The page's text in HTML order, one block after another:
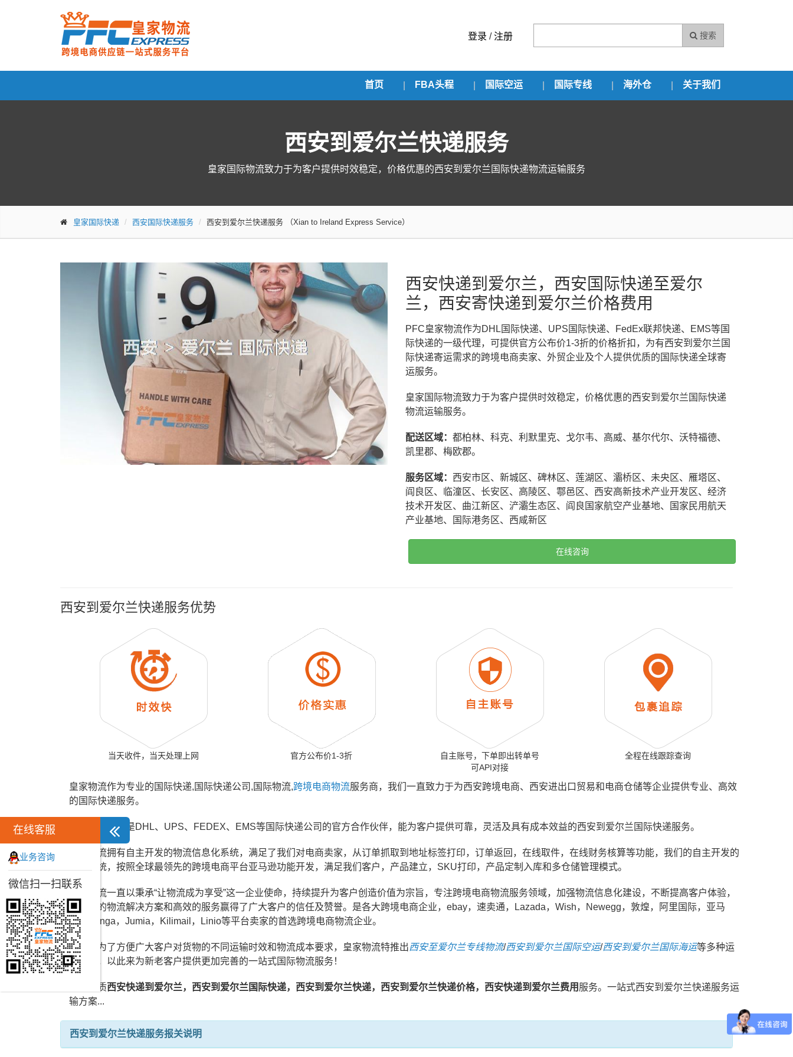
搜索
登录 /注册
首页 FBA头程 国际空运 国际专线 海外仓 关于我们
西安到爱尔兰快递服务
皇家国际物流致力于为客户提供时效稳定，价格优惠的西安到爱尔兰国际快递物流运输服务
皇家国际快递 西安国际快递服务 西安到爱尔兰快递服务 （Xian to Ireland Express Service）
西安快递到爱尔兰，西安国际快递至爱尔
兰，西安寄快递到爱尔兰价格费用
PFC皇家物流作为DHL国际快递、UPS国际快递、FedEx联邦快递、EMS等国
际快递的一级代理，可提供官方公布价1-3折的价格折扣，为有西安到爱尔兰国
际快递寄运需求的跨境电商卖家、外贸企业及个人提供优质的国际快递全球寄
运服务。
皇家国际物流致力于为客户提供时效稳定，价格优惠的西安到爱尔兰国际快递
物流运输服务。
配送区域： 都柏林、科克、利默里克、戈尔韦、高威、基尔代尔、沃特福德、
凯里郡、梅欧郡。
服务区域： 西安市区、新城区、碑林区、莲湖区、灞桥区、未央区、雁塔区、
阎良区、临潼区、长安区、高陵区、鄠邑区、西安高新技术产业开发区、经济
技术开发区、曲江新区、浐灞生态区、阎良国家航空产业基地、国家民用航天
产业基地、国际港务区、西咸新区
在线咨询
西安到爱尔兰快递服务优势
当天收件，当天处理上网 官方公布价1-3折
自主账号，下单即出转单号
可API对接
全程在线跟踪查询
皇家物流作为专业的国际快递,国际快递公司,国际物流,跨境电商物流服务商，我们一直致力于为西安跨境电商、西安进出口贸易和电商仓储等企业提供专业、高效
的国际快递服务。
皇家物流公司是DHL、UPS、FEDEX、EMS等国际快递公司的官方合作伙伴，能为客户提供可靠，灵活及具有成本效益的西安到爱尔兰国际快递服务。
皇家物流拥有自主开发的物流信息化系统，满足了我们对电商卖家，从订单抓取到地址标签打印，订单返回，在线取件，在线财务核算等功能，我们的自主开发的
仓储系统，按照全球最领先的跨境电商平台亚马逊功能开发，满足我们客户，产品建立，SKU打印，产品定制入库和多仓储管理模式。
皇家物流一直以秉承“让物流成为享受”这一企业使命，持续提升为客户创造价值为宗旨，专注跨境电商物流服务领域，加强物流信息化建设，不断提高客户体验，
用专业的物流解决方案和高效的服务赢得了广大客户的信任及赞誉。是各大跨境电商企业，ebay，速卖通，Lazada，Wish，Newegg，敦煌，阿里国际，亚马
逊，Konga，Jumia，Kilimail，Linio等平台卖家的首选跨境电商物流企业。
同时，为了方便广大客户对货物的不同运输时效和物流成本要求，皇家物流特推出西安至爱尔兰专线物流/西安到爱尔兰国际空运/西安到爱尔兰国际海运等多种运
输方式，以此来为新老客户提供更加完善的一站式国际物流服务！
皇家优质西安快递到爱尔兰，西安到爱尔兰国际快递，西安到爱尔兰快递，西安到爱尔兰快递价格，西安快递到爱尔兰费用 服务。一站式西安到爱尔兰快递服务运
输方案...
西安到爱尔兰快递服务报关说明
在线客服
业务咨询
微信扫一扫联系